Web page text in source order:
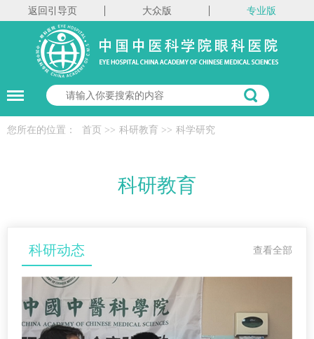
返回引导页 大众版 专业版
您所在的位置： 首页 >> 科研教育 >> 科学研究
科研教育
查看全部
科研动态